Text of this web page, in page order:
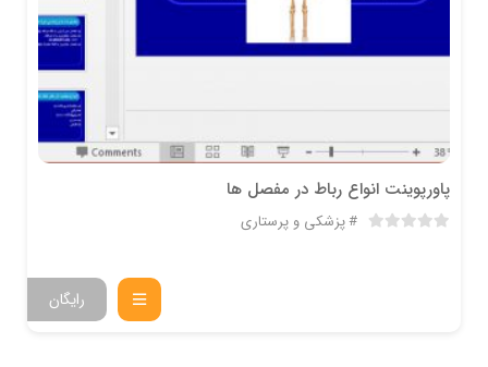
پاورپوینت انواع رباط در مفصل ها
پزشکی و پرستاری
رایگان